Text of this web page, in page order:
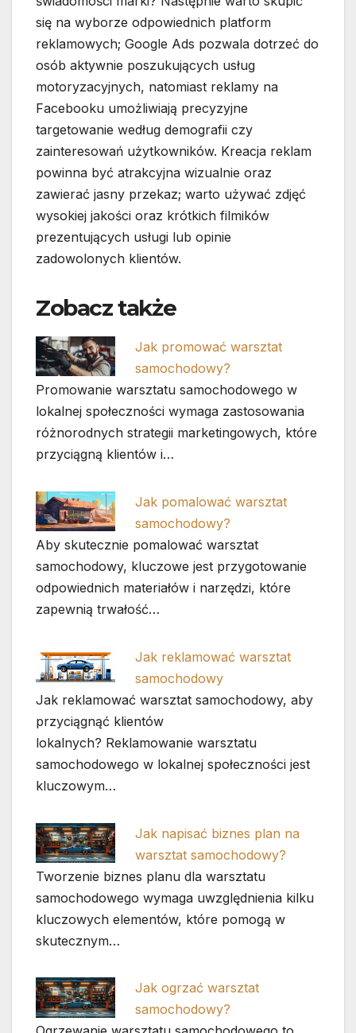
się na wyborze odpowiednich platform
reklamowych; Google Ads pozwala dotrzeć do
osób aktywnie poszukujących usług
motoryzacyjnych, natomiast reklamy na
Facebooku umożliwiają precyzyjne
targetowanie według demografii czy
zainteresowań użytkowników. Kreacja reklam
powinna być atrakcyjna wizualnie oraz
zawierać jasny przekaz; warto używać zdjęć
wysokiej jakości oraz krótkich filmików
prezentujących usługi lub opinie
zadowolonych klientów.
Zobacz także
Jak promować warsztat
samochodowy?
Promowanie warsztatu samochodowego w
lokalnej społeczności wymaga zastosowania
różnorodnych strategii marketingowych, które
przyciągną klientów i…
Jak pomalować warsztat
samochodowy?
Aby skutecznie pomalować warsztat
samochodowy, kluczowe jest przygotowanie
odpowiednich materiałów i narzędzi, które
zapewnią trwałość…
Jak reklamować warsztat
samochodowy
Jak reklamować warsztat samochodowy, aby
przyciągnąć klientów
lokalnych? Reklamowanie warsztatu
samochodowego w lokalnej społeczności jest
kluczowym…
Jak napisać biznes plan na
warsztat samochodowy?
Tworzenie biznes planu dla warsztatu
samochodowego wymaga uwzględnienia kilku
kluczowych elementów, które pomogą w
skutecznym…
Jak ogrzać warsztat
samochodowy?